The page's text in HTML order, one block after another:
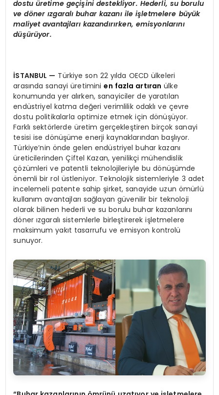
dostu üretime geçişini destekliyor. Hederli, su borulu
ve döner ızgaralı buhar kazanı ile işletmelere büyük
maliyet avantajları kazandırırken, emisyonlarını
düşürüyor.
İSTANBUL — Türkiye son 22 yılda OECD ülkeleri
arasında sanayi üretiminien fazla artıran ülke
konumunda yer alırken, sanayiciler de yaratılan
endüstriyel katma değeri verimlilik odaklı ve çevre
dostu politikalarla optimize etmek için dönüşüyor.
Farklı sektörlerde üretim gerçekleştiren birçok sanayi
tesisi ise dönüşüme enerji kaynaklarından başlıyor.
Türkiye’nin önde gelen endüstriyel buhar kazanı
üreticilerinden Çiftel Kazan, yenilikçi mühendislik
çözümleri ve patentli teknolojileriyle bu dönüşümde
önemli bir rol üstleniyor. Teknolojik sistemleriyle 3 adet
incelemeli patente sahip şirket, sanayide uzun ömürlü
kullanım avantajları sağlayan güvenilir bir teknoloji
olarak bilinen hederli ve su borulu buhar kazanlarını
döner ızgaralı sistemlerle birleştirerek işletmelere
maksimum yakıt tasarrufu ve emisyon kontrolü
sunuyor.